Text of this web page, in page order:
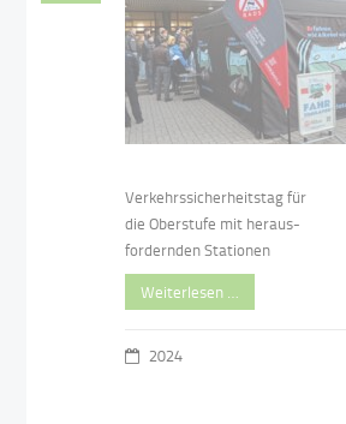
Verkehrssicherheitstag für
die Oberstufe mit heraus-
fordernden Stationen
Weiterlesen …
2024